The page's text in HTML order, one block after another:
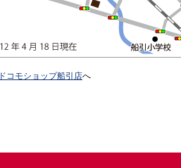
ドコモショップ船引店へ